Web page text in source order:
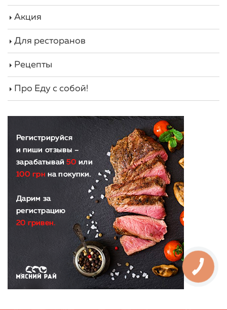
Акция
Для ресторанов
Рецепты
Про Еду с собой!